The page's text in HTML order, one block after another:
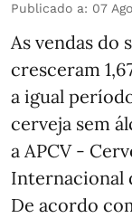
Publicado a: 07
As vendas do
cresceram
a igual
cerveja sem
a APCV -
Internacional
De acordo